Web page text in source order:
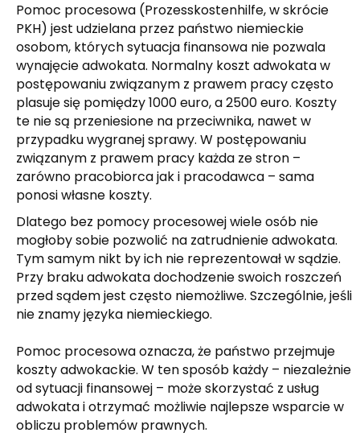
Pomoc procesowa (Prozesskostenhilfe, w skrócie
PKH) jest udzielana przez państwo niemieckie
osobom, których sytuacja finansowa nie pozwala
wynajęcie adwokata. Normalny koszt adwokata w
postępowaniu związanym z prawem pracy często
plasuje się pomiędzy 1000 euro, a 2500 euro. Koszty
te nie są przeniesione na przeciwnika, nawet w
przypadku wygranej sprawy. W postępowaniu
związanym z prawem pracy każda ze stron –
zarówno pracobiorca jak i pracodawca – sama
ponosi własne koszty.
Dlatego bez pomocy procesowej wiele osób nie
mogłoby sobie pozwolić na zatrudnienie adwokata.
Tym samym nikt by ich nie reprezentował w sądzie.
Przy braku adwokata dochodzenie swoich roszczeń
przed sądem jest często niemożliwe. Szczególnie, jeśli
nie znamy języka niemieckiego.
Pomoc procesowa oznacza, że państwo przejmuje
koszty adwokackie. W ten sposób każdy – niezależnie
od sytuacji finansowej – może skorzystać z usług
adwokata i otrzymać możliwie najlepsze wsparcie w
obliczu problemów prawnych.